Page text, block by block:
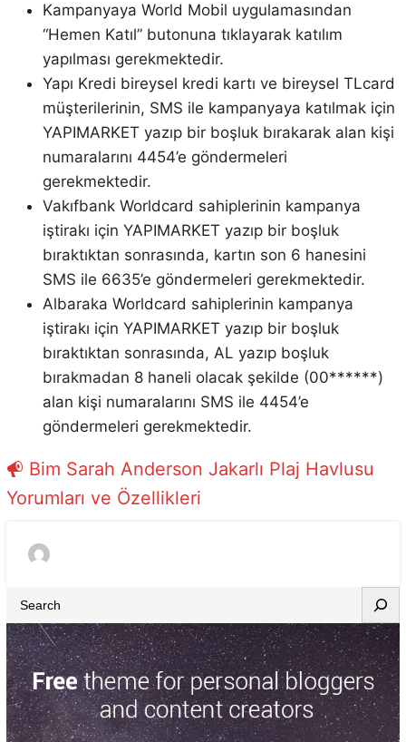
Kampanyaya World Mobil uygulamasından
“Hemen Katıl” butonuna tıklayarak katılım
yapılması gerekmektedir.
Yapı Kredi bireysel kredi kartı ve bireysel TLcard
müşterilerinin, SMS ile kampanyaya katılmak için
YAPIMARKET yazıp bir boşluk bırakarak alan kişi
numaralarını 4454’e göndermeleri
gerekmektedir.
Vakıfbank Worldcard sahiplerinin kampanya
iştirakı için YAPIMARKET yazıp bir boşluk
bıraktıktan sonrasında, kartın son 6 hanesini
SMS ile 6635’e göndermeleri gerekmektedir.
Albaraka Worldcard sahiplerinin kampanya
iştirakı için YAPIMARKET yazıp bir boşluk
bıraktıktan sonrasında, AL yazıp boşluk
bırakmadan 8 haneli olacak şekilde (00******)
alan kişi numaralarını SMS ile 4454’e
göndermeleri gerekmektedir.
Bim Sarah Anderson Jakarlı Plaj Havlusu
Yorumları ve Özellikleri
e
a
r
c
h